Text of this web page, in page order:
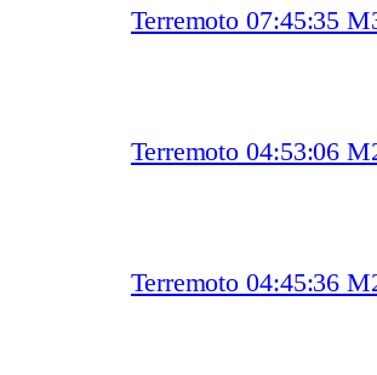
Terremoto 07:45:35
Terremoto 04:53:06
Terremoto 04:45:36